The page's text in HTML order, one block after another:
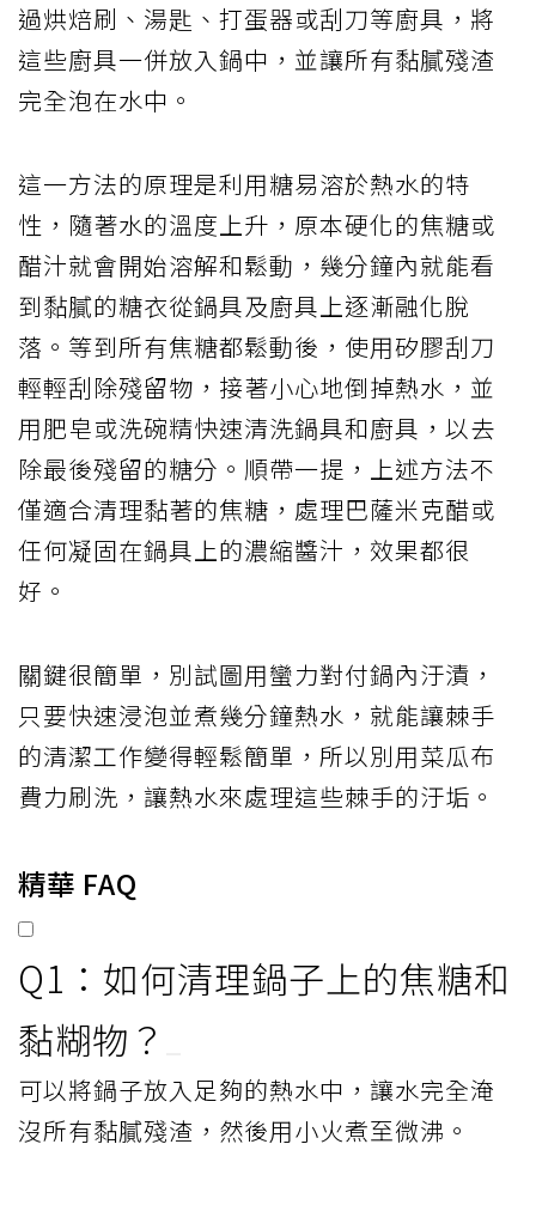
過烘焙刷、湯匙、打蛋器或刮刀等廚具，將
這些廚具一併放入鍋中，並讓所有黏膩殘渣
完全泡在水中。
這一方法的原理是利用糖易溶於熱水的特
性，隨著水的溫度上升，原本硬化的焦糖或
醋汁就會開始溶解和鬆動，幾分鐘內就能看
到黏膩的糖衣從鍋具及廚具上逐漸融化脫
落。等到所有焦糖都鬆動後，使用矽膠刮刀
輕輕刮除殘留物，接著小心地倒掉熱水，並
用肥皂或洗碗精快速清洗鍋具和廚具，以去
除最後殘留的糖分。順帶一提，上述方法不
僅適合清理黏著的焦糖，處理巴薩米克醋或
任何凝固在鍋具上的濃縮醬汁，效果都很
好。
關鍵很簡單，別試圖用蠻力對付鍋內汙漬，
只要快速浸泡並煮幾分鐘熱水，就能讓棘手
的清潔工作變得輕鬆簡單，所以別用菜瓜布
費力刷洗，讓熱水來處理這些棘手的汙垢。
精華 FAQ
Q1：如何清理鍋子上的焦糖和
黏糊物？
可以將鍋子放入足夠的熱水中，讓水完全淹
沒所有黏膩殘渣，然後用小火煮至微沸。